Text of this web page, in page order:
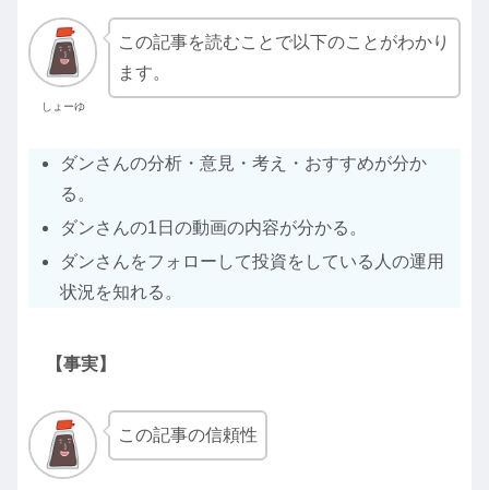
しょーゆ
この記事を読むことで以下のことがわかり
ます。
ダンさんの分析・意見・考え・おすすめが分か
る。
ダンさんの1日の動画の内容が分かる。
ダンさんをフォローして投資をしている人の運用
状況を知れる。
【事実】
この記事の信頼性